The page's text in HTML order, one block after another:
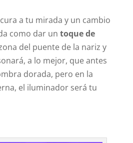
a tu mirada y un cambio
como dar un toque de
del puente de la nariz y
a lo mejor, que antes
dorada, pero en la
el iluminador será tu